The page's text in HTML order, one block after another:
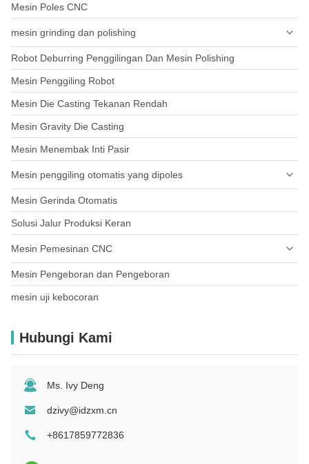
Mesin Poles CNC
mesin grinding dan polishing
Keran Penggilingan dan Pulih
Perangkat keras pembangun
Genggam Pintu & Plat
Robot Deburring Penggilingan Dan Mesin Polishing
Mesin Penggiling Robot
Mesin Die Casting Tekanan Rendah
Mesin Gravity Die Casting
Mesin Menembak Inti Pasir
Mesin penggiling otomatis yang dipoles
Komponen furnitur logam
Mesin Gerinda Otomatis
Solusi Jalur Produksi Keran
Mesin Pemesinan CNC
Mesin Pengeboran dan Pengeboran
mesin uji kebocoran
Hubungi Kami
Ms. Ivy Deng
dzivy@idzxm.cn
+8617859772836